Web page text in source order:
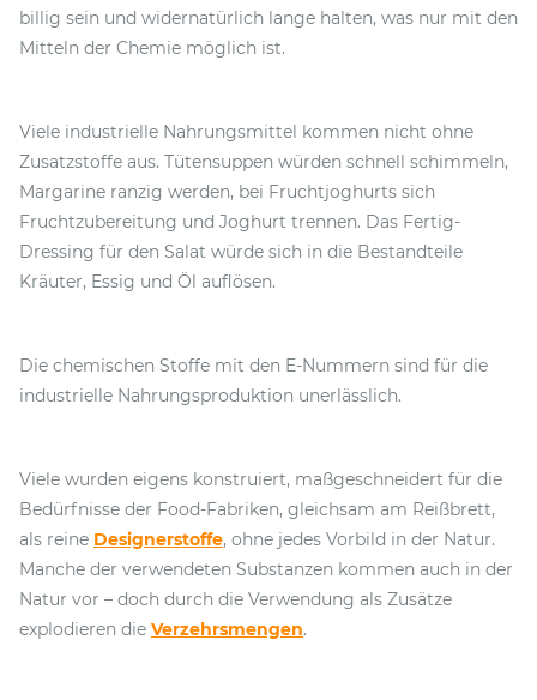
billig sein und widernatürlich lange halten, was nur mit den
Mitteln der Chemie möglich ist.
Viele industrielle Nahrungsmittel kommen nicht ohne
Zusatzstoffe aus. Tütensuppen würden schnell schimmeln,
Margarine ranzig werden, bei Fruchtjoghurts sich
Fruchtzubereitung und Joghurt trennen. Das Fertig-
Dressing für den Salat würde sich in die Bestandteile
Kräuter, Essig und Öl auflösen.
Die chemischen Stoffe mit den E-Nummern sind für die
industrielle Nahrungsproduktion unerlässlich.
Viele wurden eigens konstruiert, maßgeschneidert für die
Bedürfnisse der Food-Fabriken, gleichsam am Reißbrett,
als reine Designerstoffe, ohne jedes Vorbild in der Natur.
Manche der verwendeten Substanzen kommen auch in der
Natur vor – doch durch die Verwendung als Zusätze
explodieren die Verzehrsmengen.